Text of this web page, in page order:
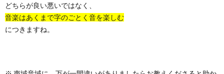
どちらが良い悪いではなく、
音楽はあくまで字のごとく音を楽しむ
につきますね。